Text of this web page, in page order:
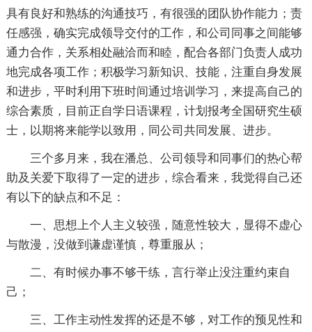
具有良好和熟练的沟通技巧，有很强的团队协作能力；责
任感强，确实完成领导交付的工作，和公司同事之间能够
通力合作，关系相处融洽而和睦，配合各部门负责人成功
地完成各项工作；积极学习新知识、技能，注重自身发展
和进步，平时利用下班时间通过培训学习，来提高自己的
综合素质，目前正自学日语课程，计划报考全国研究生硕
士，以期将来能学以致用，同公司共同发展、进步。
三个多月来，我在潘总、公司领导和同事们的热心帮
助及关爱下取得了一定的进步，综合看来，我觉得自己还
有以下的缺点和不足：
一、思想上个人主义较强，随意性较大，显得不虚心
与散漫，没做到谦虚谨慎，尊重服从；
二、有时候办事不够干练，言行举止没注重约束自
己；
三、工作主动性发挥的还是不够，对工作的预见性和